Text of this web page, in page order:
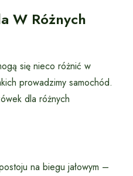
W Różnych
się nieco różnić w
prowadzimy samochód.
dla różnych
na biegu jałowym –